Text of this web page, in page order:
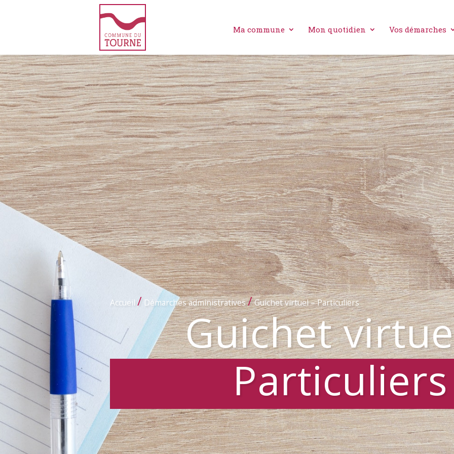
Ma commune Mon quotidien Vos démarches
Accueil / Démarches administratives/Guichet virtuel – Particuliers
Guichet
Particuliers